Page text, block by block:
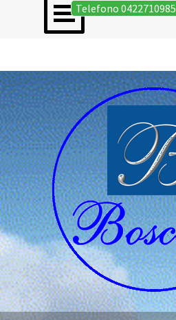
Vai ai contenuti Telefono 0422710985